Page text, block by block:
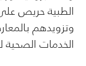
الطبية حريص على
وتزويدهم
الخدمات الصحية